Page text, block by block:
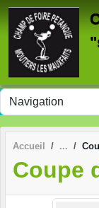
Accueil
Coupe
Panneau de